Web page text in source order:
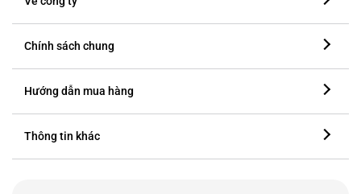
Chính sách chung
Hướng dẫn mua hàng
Thông tin khác